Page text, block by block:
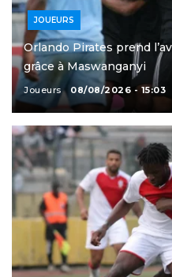
JOUEURS
Orlando Pirates prend
grâce à Maswanganyi
Joueurs 08/08/2026 - 15:03